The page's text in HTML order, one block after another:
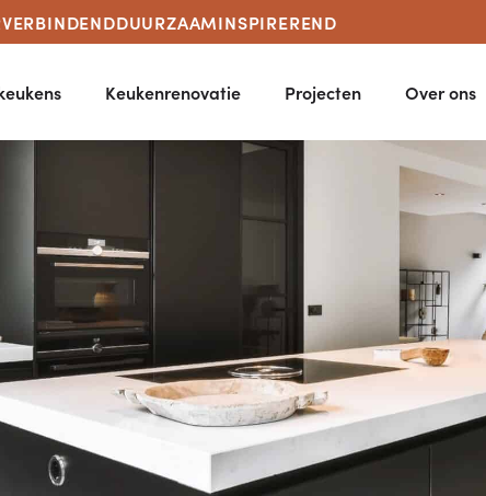
VERBINDENDDUURZAAMINSPIREREND
Keukenrenovatie Projecten Over ons